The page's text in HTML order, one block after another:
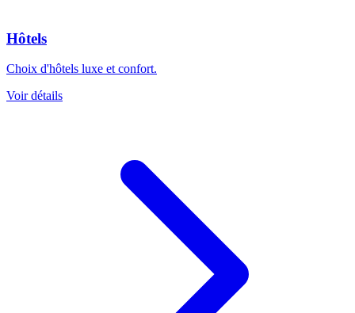
Hôtels
Choix d'hôtels luxe et confort.
Voir détails